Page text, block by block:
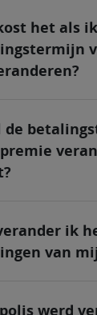
het als
de
ik
van
werd